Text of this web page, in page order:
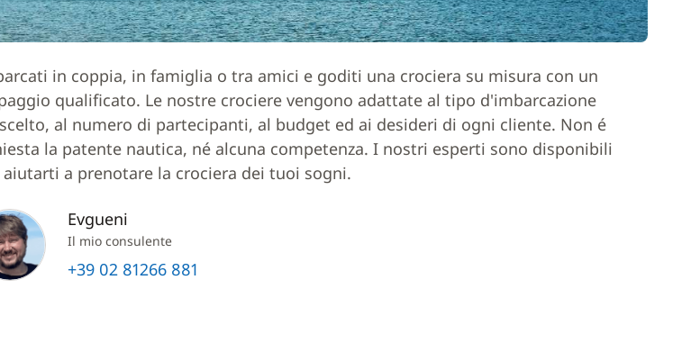
in coppia, in famiglia o tra amici e goditi una crociera su misura con un
qualificato. Le nostre crociere vengono adattate al tipo d'imbarcazione
al numero di partecipanti, al budget ed ai desideri di ogni cliente. Non é
la patente nautica, né alcuna competenza. I nostri esperti sono disponibili
aiutarti a prenotare la crociera dei tuoi sogni.
Evgueni
Il mio consulente
+39 02 81266 881